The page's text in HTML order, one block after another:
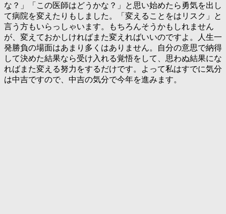
な？」「この医師はどうかな？」と思い始めたら勇気を出し
て病院を変えたりもしました。「変えることをはリスク」と
言う方もいらっしゃいます。もちろんそうかもしれません
が、変えておかしければまた変えればいいのですよ。人生一
発勝負の場面はあまり多くはありません。自分の意思で納得
して決めた結果なら受け入れる覚悟をして、思わぬ結果にな
ればまた変える努力をするだけです。よって私はすでに気分
は中吉ですので、中吉の気分で今年を進みます。